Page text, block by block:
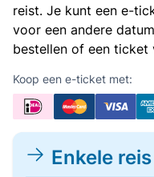
reist. Je kunt een e-
voor een andere
bestellen of een ticket
Koop een e-ticket met:
Enkele reis